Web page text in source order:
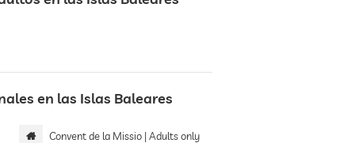
en las Islas Baleares
Convent de la Missio | Adults only